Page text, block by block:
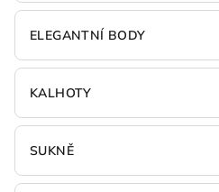
ELEGANTNÍ BODY
KALHOTY
SUKNĚ